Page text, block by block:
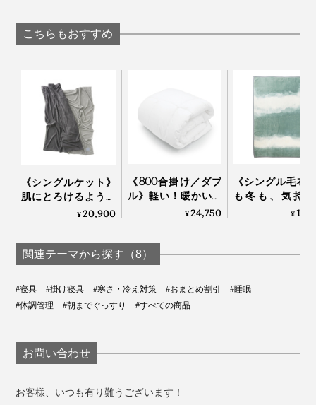
かいても、しっかり吸って、放出してくれるから、一晩
ちする
おだやかな春のような暖かさを実現した『ZEPPINパイ
ル』。新感覚の心地よさで、よい夢を。
こちらもおすすめ
《シングルケット》
肌にとろけるような
柔らかさ…コットンだ
「GRAU」｜
LOOM&SPOOL
¥20,900
《800合掛け／ダブ
ル》軽い！暖かい！
プロ向け防寒着から
ト
¥24,750
《シングル毛布
も冬も、気持
い！綿毛布の自
SPOOL）
¥
関連テーマから探す（8）
#寝具 #掛け寝具 #寒さ・冷え対策 #おまとめ割引
#睡眠
#体調管理
#朝までぐっすり #すべての商品
お問い合わせ
お客様、いつも有り難うございます！